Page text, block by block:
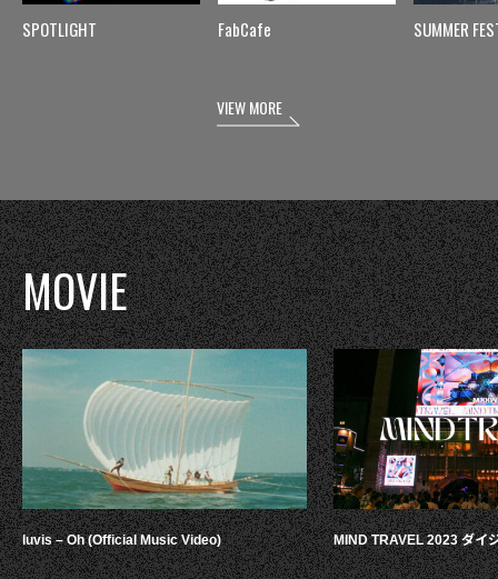
SPOTLIGHT FabCafe SUMMER
VIEW MORE
MOVIE
luvis – Oh (Official Music Video) MIND TRAVEL 2023 ダイ